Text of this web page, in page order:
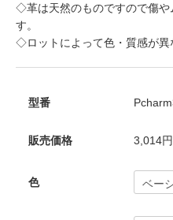
◇革は天然のものですので傷や
す。
◇ロットによって色・質感が異
型番
販売価格 3,014
色